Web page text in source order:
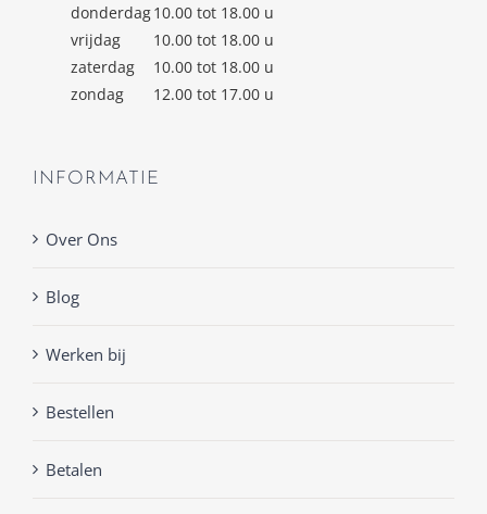
donderdag10.00 tot 18.00 u
vrijdag
10.00 tot 18.00 u
zaterdag
10.00 tot 18.00 u
zondag
12.00 tot 17.00 u
INFORMATIE
Over Ons
Blog
Werken bij
Bestellen
Betalen